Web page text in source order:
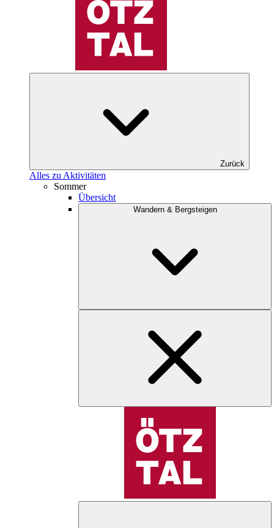
Zurück
Alles zu Aktivitäten
Sommer
Übersicht
Wandern & Bergsteigen